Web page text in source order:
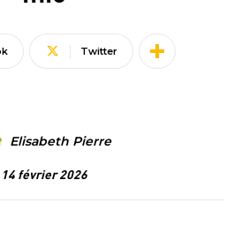
Twitter
Elisabeth Pierre
14 février 2026